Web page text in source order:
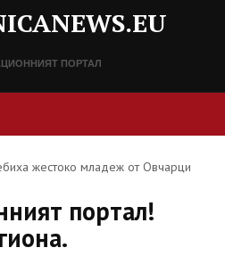
ПОРТАЛ
жестоко младеж от Овчарци
портал!